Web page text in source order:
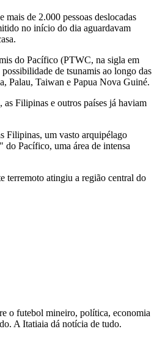
de 2.000 pessoas deslocadas
no início do dia aguardavam
do Pacífico (PTWC, na sigla em
de tsunamis ao longo das
Palau, Taiwan e Papua Nova Guiné.
Filipinas e outros países já haviam
Filipinas, um vasto arquipélago
Pacífico, uma área de intensa
terremoto atingiu a região central do
o futebol mineiro, política, economia
A Itatiaia dá notícia de tudo.